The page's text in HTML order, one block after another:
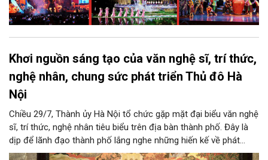
Khơi nguồn sáng tạo của văn nghệ sĩ, trí thức,
nghệ nhân, chung sức phát triển Thủ đô Hà
Nội
Chiều 29/7, Thành ủy Hà Nội tổ chức gặp mặt đại biểu văn nghệ
sĩ, trí thức, nghệ nhân tiêu biểu trên địa bàn thành phố. Đây là
dịp để lãnh đạo thành phố lắng nghe những hiến kế về phát
triển khoa học công nghệ, đổi mới sáng tạo, công nghiệp văn